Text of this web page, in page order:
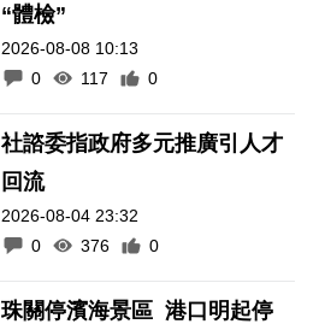
“體檢”
2026-08-08 10:13
0
117 0
社諮委指政府多元推廣引人才
回流
2026-08-04 23:32
0
376 0
珠關停濱海景區 港口明起停